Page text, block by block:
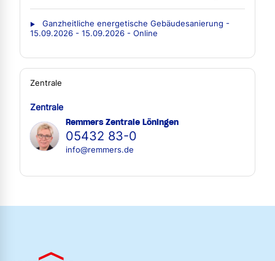
Ganzheitliche energetische Gebäudesanierung -
15.09.2026 - 15.09.2026 - Online
Zentrale
Zentrale
Remmers Zentrale Löningen
05432 83-0
info@remmers.de